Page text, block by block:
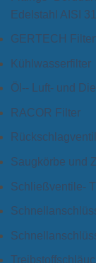
Edelstahl AISI
GERTECH
Kühlwasserfilter
Öl-- Luft- und
RACOR Filter
Saugkörbe und
Schließventile-